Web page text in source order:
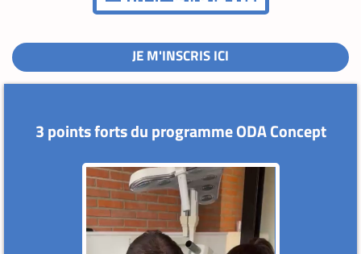
JE M'INSCRIS ICI
3 points forts du programme ODA Concept